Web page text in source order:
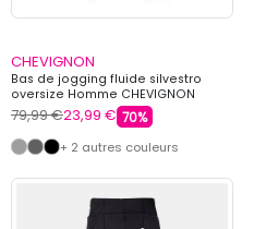
CHEVIGNON
Bas de jogging fluide silvestro
oversize Homme CHEVIGNON
79,99 €23,99 € 70%
+ 2 autres couleurs